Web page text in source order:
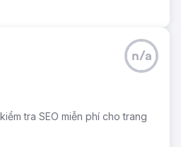
tra SEO miễn phí cho trang
n/a